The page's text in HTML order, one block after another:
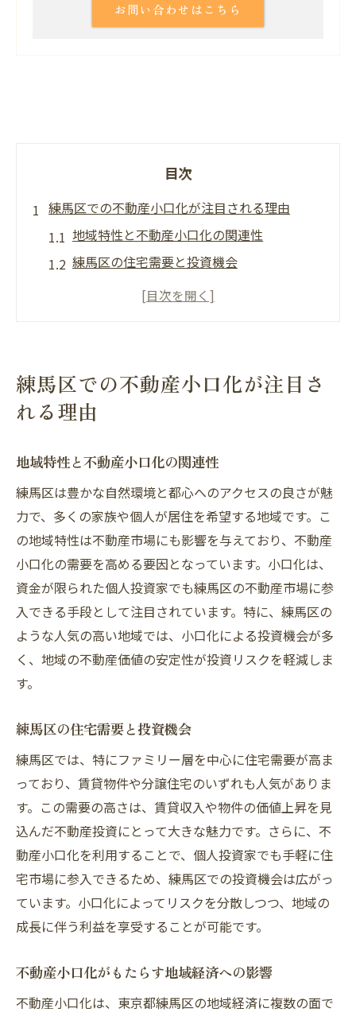
お問い合わせはこちら
目次
練馬区での不動産小口化が注目される理由
地域特性と不動産小口化の関連性
練馬区の住宅需要と投資機会
不動産小口化がもたらす地域経済への影響
練馬区における不動産小口化の将来展望
不動産小口化とは何か: 練馬区での具体的な事例
練馬区における成功事例の分析
市場の透明性と投資リスクの管理
不動産小口化が地域に与える影響
練馬区での新たな不動産小口化プロジェク
ト
不動産小口化の法的側面とその影響
練馬区の不動産市場が投資家に与える魅力
地域の魅力が投資家を引きつける理由
地域特有の不動産市場動向
投資家の視点から見た練馬区の優位性
将来的な発展が見込まれるエリアの特定
不動産小口化を通じて資産形成の新たな可能性
を探る
資産形成における不動産小口化の位置付け
多様な投資ポートフォリオの構築
個人投資家にとってのメリットとデメリッ
資産管理と不動産小口化の効率性
リスク分散のための不動産小口化活用法
練馬区での不動産小口化が注目さ
れる理由
地域特性と不動産小口化の関連性
練馬区は豊かな自然環境と都心へのアクセスの良さが魅
力で、多くの家族や個人が居住を希望する地域です。こ
の地域特性は不動産市場にも影響を与えており、不動産
小口化の需要を高める要因となっています。小口化は、
資金が限られた個人投資家でも練馬区の不動産市場に参
入できる手段として注目されています。特に、練馬区の
ような人気の高い地域では、小口化による投資機会が多
く、地域の不動産価値の安定性が投資リスクを軽減しま
す。
練馬区の住宅需要と投資機会
練馬区では、特にファミリー層を中心に住宅需要が高ま
っており、賃貸物件や分譲住宅のいずれも人気がありま
す。この需要の高さは、賃貸収入や物件の価値上昇を見
込んだ不動産投資にとって大きな魅力です。さらに、不
動産小口化を利用することで、個人投資家でも手軽に住
宅市場に参入できるため、練馬区での投資機会は広がっ
ています。小口化によってリスクを分散しつつ、地域の
成長に伴う利益を享受することが可能です。
不動産小口化がもたらす地域経済への影響
不動産小口化は、東京都練馬区の地域経済に複数の面で